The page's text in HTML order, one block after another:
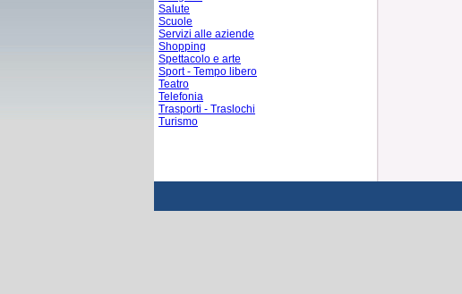
Salute
Scuole
Servizi alle aziende
Shopping
Spettacolo e arte
Sport - Tempo libero
Teatro
Telefonia
Trasporti - Traslochi
Turismo